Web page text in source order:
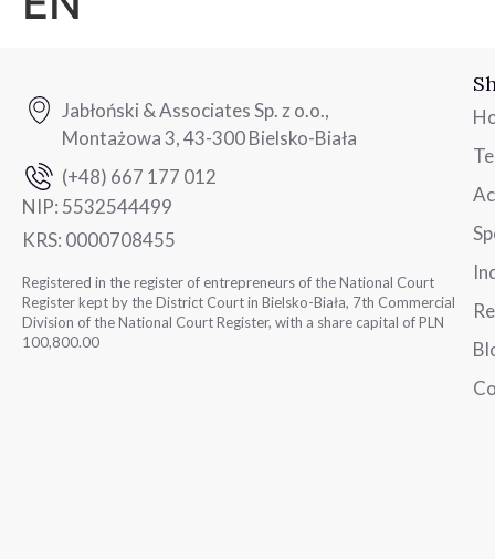
Jabłoński & Associates Sp. z o.o.,
Montażowa 3, 43-300 Bielsko-Biała
(+48) 667 177 012
NIP: 5532544499
KRS: 0000708455
Registered in the register of entrepreneurs of the National Court
Register kept by the District Court in Bielsko-Biała, 7th Commercial
Division of the National Court Register, with a share capital of PLN
100,800.00